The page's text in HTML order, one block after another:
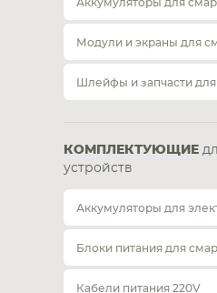
Аккумуляторы для
Модули и экраны для
Шлейфы и запчасти
КОМПЛЕКТУЮЩИЕ
устройств
Аккумуляторы для
Блоки питания для
Кабели питания 220V